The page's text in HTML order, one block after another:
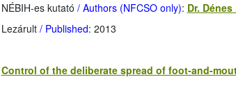
NÉBIH-es kutató / Authors (NFCSO only): Dr. Dénes
Lezárult / Published: 2013
Control of the deliberate spread of foot-and-